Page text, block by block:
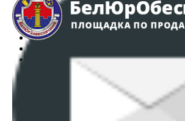
Аукционы
Интернет-магазин
Регламент организации и проведения
Политика в отношении обработки
ПОЛОЖЕНИЕ О ПОЛИТИКЕ
Настройки cookie-файлов